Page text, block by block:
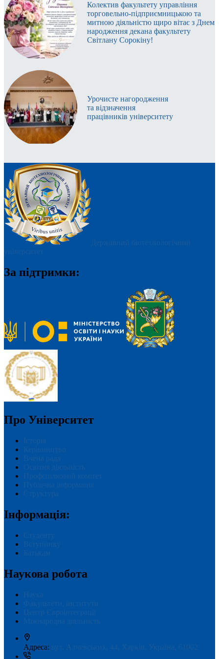
Колектив факультету управління
торговельно-підприємницькою та
митною діяльністю щиро вітає з Днем
народження декана факультету
Світлану Сорокіну!
Урочисте нагородження
та відзначення
працівників університету
Державний біотехнологічний
університет
За підтримки:
Про Університет
Історія
Керівництво
Вчена рада
Освітня діяльність
Профспілковий комітет
Публічна інформація
Структура
Інформація:
Студенту
Вступнику
Батькам
Наукова робота
Наука
Факультети, інститути
Центр Євроінтеграції
Міжнародна діяльність
Адреса: вул. Алчевських, 44, Харків, Україна, 61002